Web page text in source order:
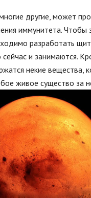
другие, может
иммунитета. Чтобы
разработать
и занимаются.
некие вещества,
живое существо за